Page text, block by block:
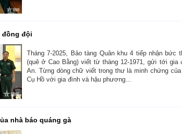
đồng đội
Tháng 7-2025, Bảo tàng Quân khu 4 tiếp nhận bức
(quê ở Cao Bằng) viết từ tháng 12-1971, gửi tới
An. Từng dòng chữ viết trong thư là minh chứng
Cụ Hồ với gia đình và hậu phương...
nhà báo quáng gà